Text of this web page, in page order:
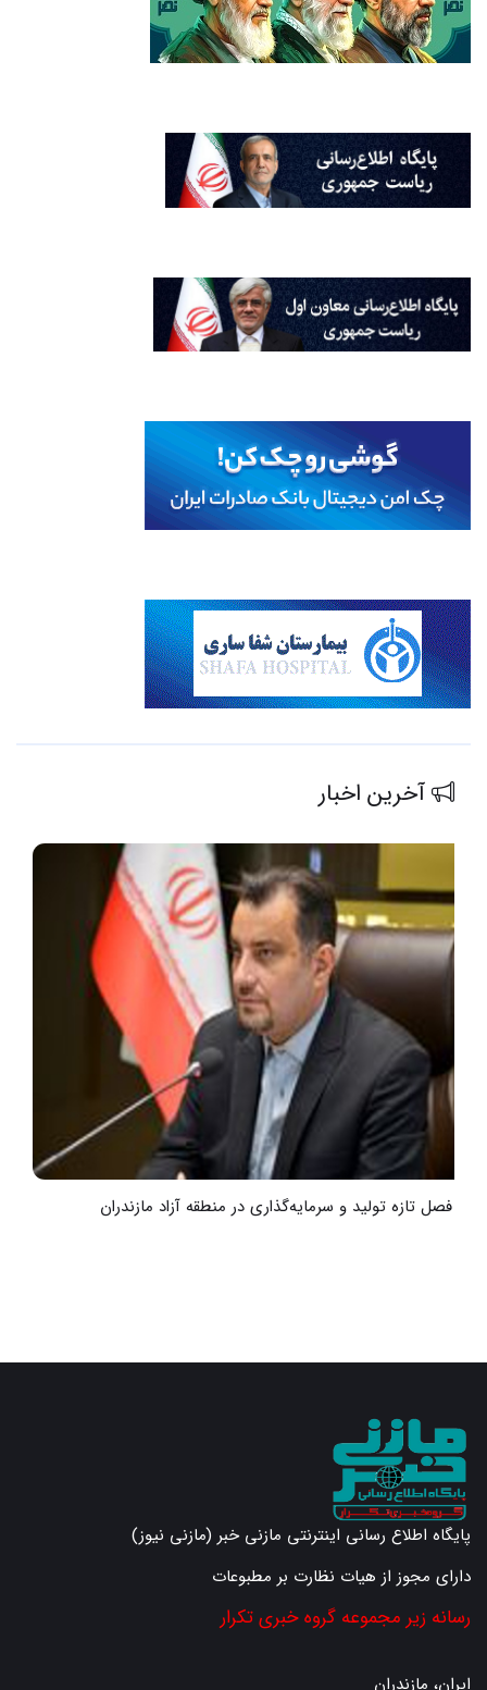
آخرین اخبار
آغاز فصل تازه تولید و سرمایه‌گذاری در منطقه آزاد مازندران
پایگاه اطلاع رسانی اینترنتی مازنی خبر (مازنی نیوز)
دارای مجوز از هیات نظارت بر مطبوعات
رسانه زیر مجموعه گروه خبری تکرار
ایران، مازندران